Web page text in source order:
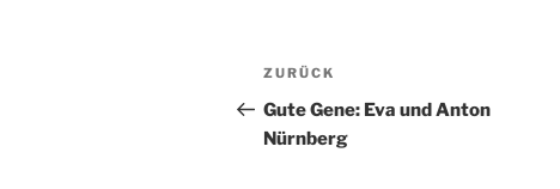
Beitragsnavigation
Vorheriger
Beitrag
ZURÜCK
Gute Gene: Eva und Anton
Nürnberg